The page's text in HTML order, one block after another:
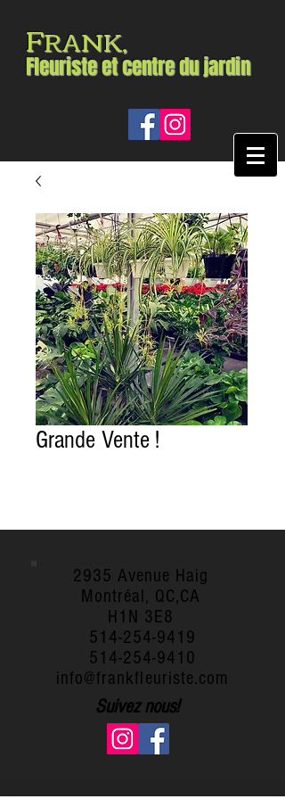
FRANK,
Fleuriste et centre du jardin
Grande Vente !
2935 Avenue Haig
Montréal, QC,CA
H1N 3E8
514-254-9419
514-254-9410
info@frankfleuriste.com
Suivez nous!